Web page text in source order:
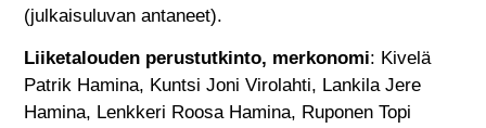
(julkaisuluvan antaneet).
Liiketalouden perustutkinto, merkonomi: Kivelä
Patrik Hamina, Kuntsi Joni Virolahti, Lankila Jere
Hamina, Lenkkeri Roosa Hamina, Ruponen Topi